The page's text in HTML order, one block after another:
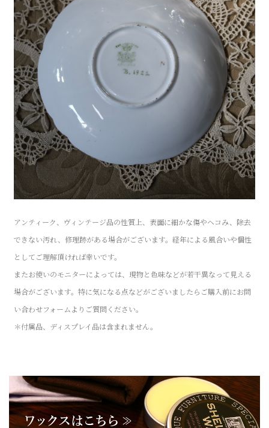
アンティーク、ヴィンテージ品の性質上、表面に細かな傷やヘコみ、除去
できない汚れ、修理跡がある場合がございます。経年による風合いや個性
としてご理解頂ければ幸いです。
またお使いのモニターによっては、現物と色味などが若干異なって見える
場合がございます。特に気になる点などがございましたらご購入前にお問
い合わせフォームよりご質問ください。
＊付属品、ディスプレイ品は含まれません。